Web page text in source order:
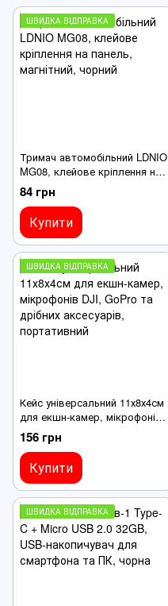
ШВИДКА ВІДПРАВКА
Тримач автомобільний LDNIO
MG08, клейове кріплення на
панель, магнітний, чорний
84 грн
Купити
ШВИДКА ВІДПРАВКА
Кейс універсальний 11х8х4см
для екшн-камер, мікрофонів
DJI, GoPro та дрібних
аксесуарів, портативний
156 грн
Купити
ШВИДКА ВІДПРАВКА